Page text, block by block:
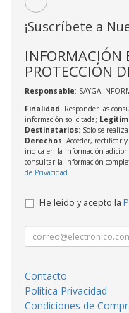
¡Suscríbete a
INFORMACIÓN
PROTECCIÓN
Responsable: SAYGA
Finalidad: Responder las
información solicitada;
Destinatarios: Solo se
Derechos: Acceder, rectificar
indica en la información
consultar la información
de Privacidad.
He leído y acepto la
Contacto
Política Privacidad
Condiciones de